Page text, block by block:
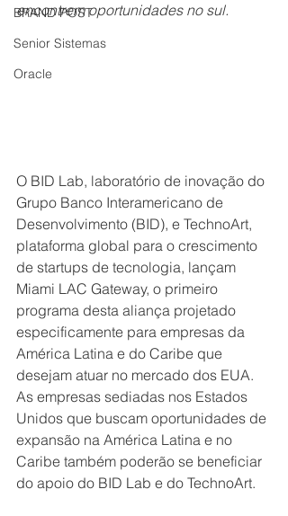
BRAND POST
Senior Sistemas
Oracle
encontrem oportunidades no sul.
O BID Lab, laboratório de inovação do
Grupo Banco Interamericano de
Desenvolvimento (BID), e TechnoArt,
plataforma global para o crescimento
de startups de tecnologia, lançam
Miami LAC Gateway, o primeiro
programa desta aliança projetado
especificamente para empresas da
América Latina e do Caribe que
desejam atuar no mercado dos EUA.
As empresas sediadas nos Estados
Unidos que buscam oportunidades de
expansão na América Latina e no
Caribe também poderão se beneficiar
do apoio do BID Lab e do TechnoArt.